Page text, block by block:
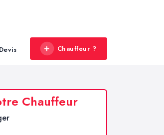
Devis Chauffeur ?
Chauffeur